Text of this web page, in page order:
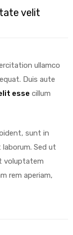
velit
ullamco
Duis aute
esse cillum
sunt in
Sed ut
voluptatem
rem aperiam,